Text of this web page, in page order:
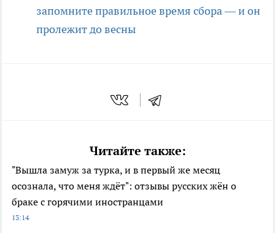
запомните правильное время сбора — и он
пролежит до весны
Читайте также:
"Вышла замуж за турка, и в первый же месяц
осознала, что меня ждёт": отзывы русских жён о
браке с горячими иностранцами
13:14